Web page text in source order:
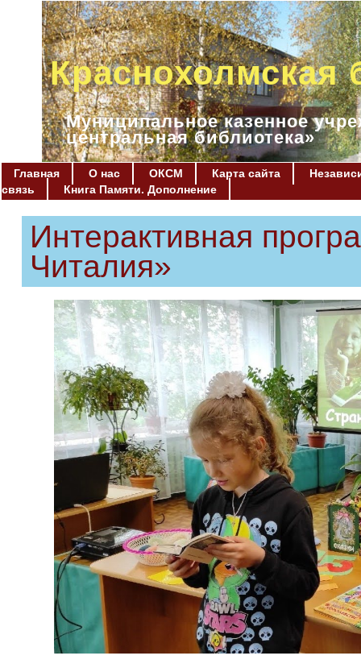
Краснохолмская
Муниципальное казенное
центральная библиотека»
Главная О нас ОКСМ Карта сайта
связь
Книга Памяти. Дополнение
Интерактивная
Читалия»